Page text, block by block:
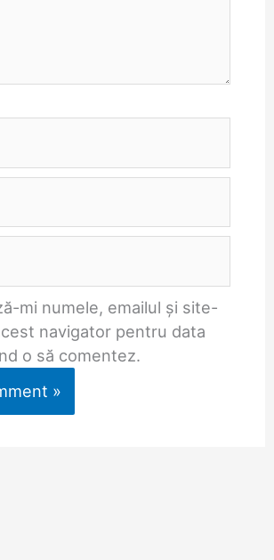
mi numele, emailul și site-
navigator pentru data
o să comentez.